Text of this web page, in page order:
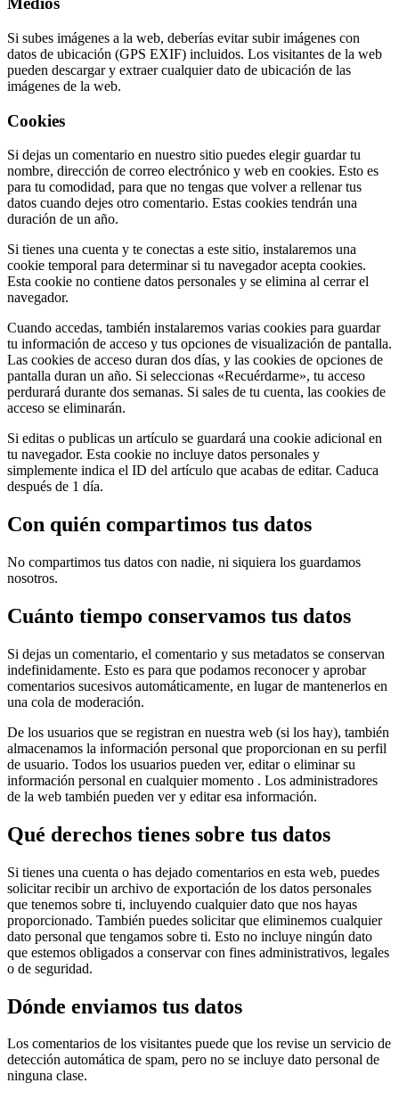
Si subes imágenes a la web, deberías evitar subir imágenes con
datos de ubicación (GPS EXIF) incluidos. Los visitantes de la web
pueden descargar y extraer cualquier dato de ubicación de las
imágenes de la web.
Cookies
Si dejas un comentario en nuestro sitio puedes elegir guardar tu
nombre, dirección de correo electrónico y web en cookies. Esto es
para tu comodidad, para que no tengas que volver a rellenar tus
datos cuando dejes otro comentario. Estas cookies tendrán una
duración de un año.
Si tienes una cuenta y te conectas a este sitio, instalaremos una
cookie temporal para determinar si tu navegador acepta cookies.
Esta cookie no contiene datos personales y se elimina al cerrar el
navegador.
Cuando accedas, también instalaremos varias cookies para guardar
tu información de acceso y tus opciones de visualización de pantalla.
Las cookies de acceso duran dos días, y las cookies de opciones de
pantalla duran un año. Si seleccionas «Recuérdarme», tu acceso
perdurará durante dos semanas. Si sales de tu cuenta, las cookies de
acceso se eliminarán.
Si editas o publicas un artículo se guardará una cookie adicional en
tu navegador. Esta cookie no incluye datos personales y
simplemente indica el ID del artículo que acabas de editar. Caduca
después de 1 día.
Con quién compartimos tus datos
No compartimos tus datos con nadie, ni siquiera los guardamos
nosotros.
Cuánto tiempo conservamos tus datos
Si dejas un comentario, el comentario y sus metadatos se conservan
indefinidamente. Esto es para que podamos reconocer y aprobar
comentarios sucesivos automáticamente, en lugar de mantenerlos en
una cola de moderación.
De los usuarios que se registran en nuestra web (si los hay), también
almacenamos la información personal que proporcionan en su perfil
de usuario. Todos los usuarios pueden ver, editar o eliminar su
información personal en cualquier momento . Los administradores
de la web también pueden ver y editar esa información.
Qué derechos tienes sobre tus datos
Si tienes una cuenta o has dejado comentarios en esta web, puedes
solicitar recibir un archivo de exportación de los datos personales
que tenemos sobre ti, incluyendo cualquier dato que nos hayas
proporcionado. También puedes solicitar que eliminemos cualquier
dato personal que tengamos sobre ti. Esto no incluye ningún dato
que estemos obligados a conservar con fines administrativos, legales
o de seguridad.
Dónde enviamos tus datos
Los comentarios de los visitantes puede que los revise un servicio de
detección automática de spam, pero no se incluye dato personal de
ninguna clase.